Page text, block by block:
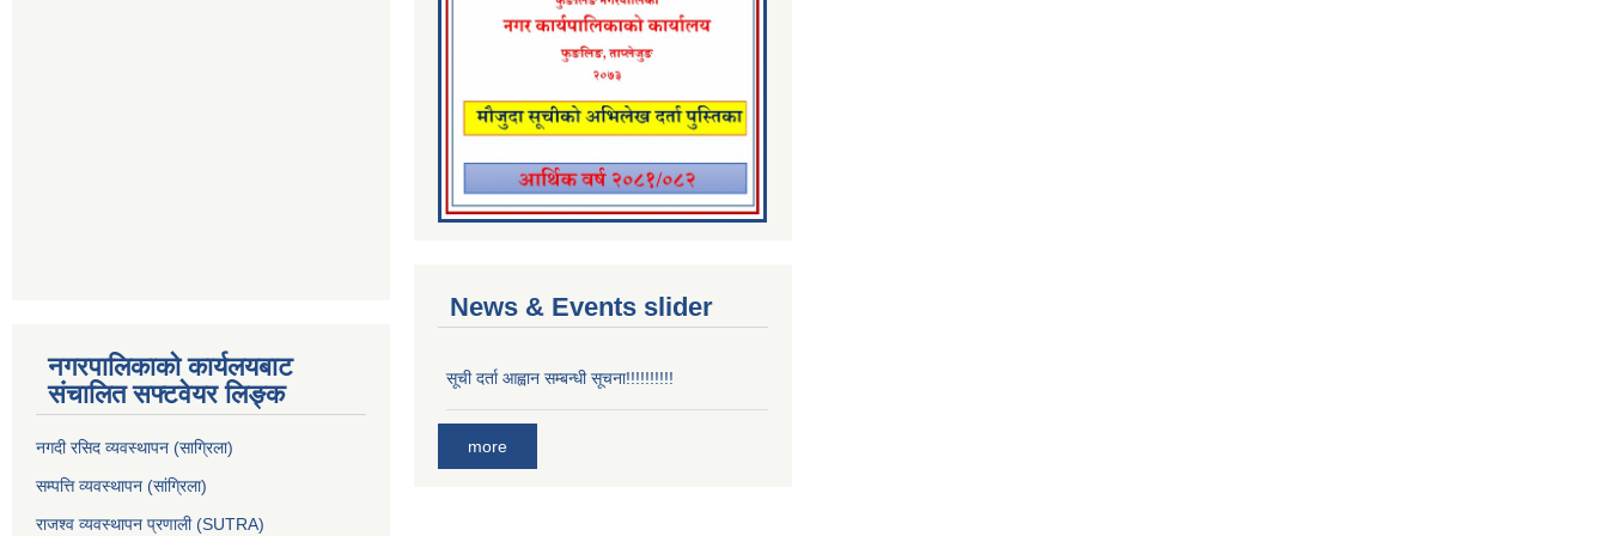
नगरपालिकाको कार्यलयबाट
संचालित सफ्टवेयर लिङ्क
नगदी रसिद व्यवस्थापन (साग्रिला)
सम्पत्ति व्यवस्थापन (सांग्रिला)
राजश्व व्यवस्थापन प्रणाली (SUTRA)
News & Events slider
सूची दर्ता आह्वान सम्बन्धी सूचना!!!!!!!!!!
more